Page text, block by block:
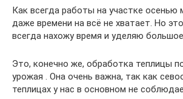
Как всегда работы на участке осенью
даже времени на всё не хватает. Но
всегда нахожу время и уделяю
Это, конечно же, обработка теплицы
урожая . Она очень важна, так как
теплицах у нас в основном не